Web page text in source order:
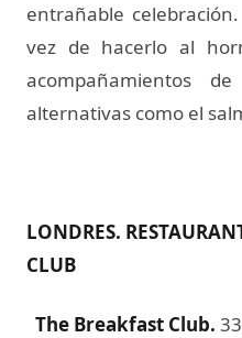
entrañable
vez de hacerlo al
acompañamientos
alternativas como el
LONDRES.
CLUB
The Breakfast Club.